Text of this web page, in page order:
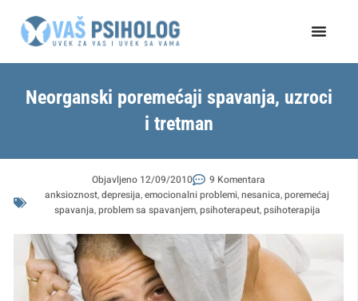
Neorganski poremećaji spavanja, uzroci
i tretman
Objavljeno 12/09/2010
9 Komentara
anksioznost,depresija,emocionalni problemi,nesanica,poremećaj
spavanja,problem sa spavanjem,psihoterapeut,psihoterapija